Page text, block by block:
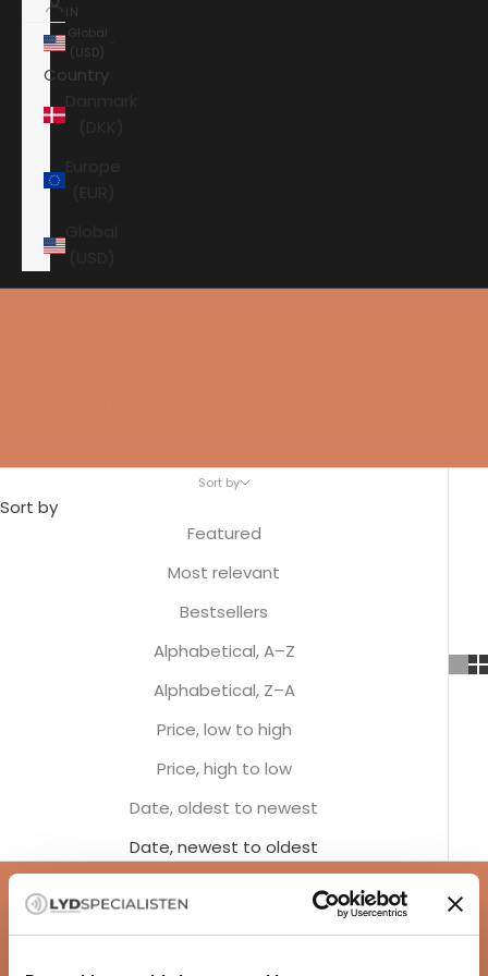
IN
Global
(USD)
Country
Sort by
Sort by
Featured
Most relevant
Bestsellers
Alphabetical, A–Z
Alphabetical, Z–A
Price, low to high
Price, high to low
Date, oldest to newest
Date, newest to oldest